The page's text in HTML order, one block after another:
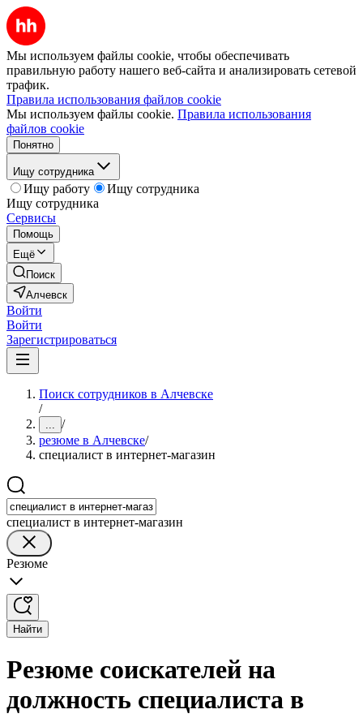
Мы используем файлы cookie, чтобы обеспечивать
правильную работу нашего веб-сайта и анализировать сетевой
трафик.
Правила использования файлов cookie
Мы используем файлы cookie. Правила использования
файлов cookie
Понятно
Ищу сотрудника
Ищу работу
Ищу сотрудника
Ищу сотрудника
Сервисы
Помощь
Ещё
Поиск
Алчевск
Войти
Войти
Зарегистрироваться
Поиск сотрудников в Алчевске
/
... /
резюме в Алчевске/
специалист в интернет-магазин
специалист в интернет-магазин
Резюме
Найти
Резюме соискателей на
должность специалиста в